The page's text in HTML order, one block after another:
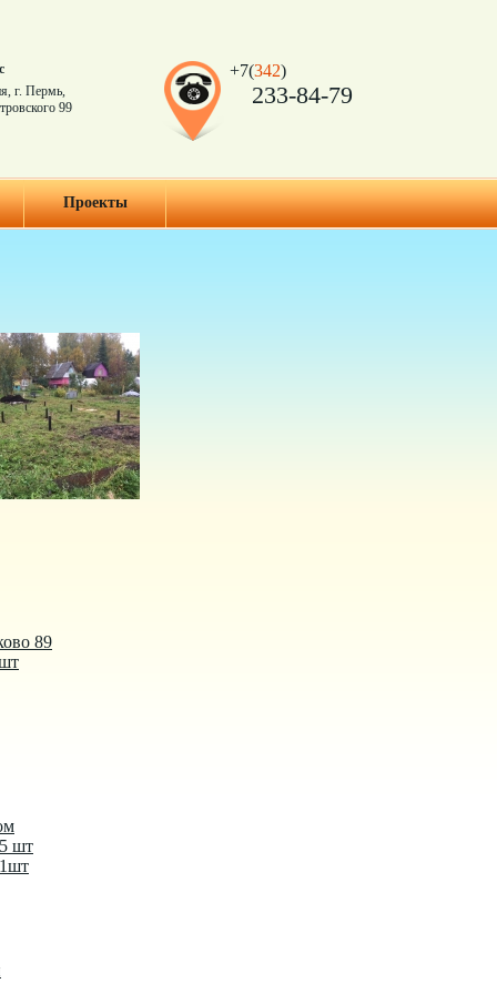
г. Пермь,
99
+7(342)
233-84-79
Проекты
89
шт